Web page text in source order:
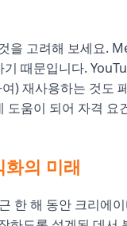
고려해 보세요.
때문입니다.
) 재사용하는 것도
움이 되어 자격 요
의 미래
한 해 동안 크리에